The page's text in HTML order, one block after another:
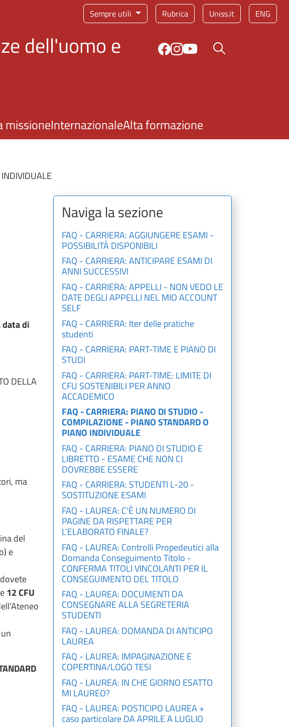
Sempre utili Rubrica Uniss.it ENG
dell'uomo e Bottone cerca
missioneInternazionaleAlta formazione
di
DELLA
ma
del
e
12 CFU
Naviga la sezione
FAQ - CARRIERA: AGGIUNGERE ESAMI -
POSSIBILITÀ DISPONIBILI
FAQ - CARRIERA: ANTICIPARE ESAMI DI
ANNI SUCCESSIVI
FAQ - CARRIERA: APPELLI - NON VEDO LE
DATE DEGLI APPELLI NEL MIO ACCOUNT
SELF
FAQ - CARRIERA: Iter delle pratiche
studenti
FAQ - CARRIERA: PART-TIME E PIANO DI
STUDI
FAQ - CARRIERA: PART-TIME: LIMITE DI
CFU SOSTENIBILI PER ANNO
ACCADEMICO
FAQ - CARRIERA: PIANO DI STUDIO -
COMPILAZIONE - PIANO STANDARD O
PIANO INDIVIDUALE
FAQ - CARRIERA: PIANO DI STUDIO E
LIBRETTO - ESAME CHE NON CI
DOVREBBE ESSERE
FAQ - CARRIERA: STUDENTI L-20 -
SOSTITUZIONE ESAMI
FAQ - LAUREA: C'È UN NUMERO DI
PAGINE DA RISPETTARE PER
L'ELABORATO FINALE?
FAQ - LAUREA: Controlli Propedeutici alla
Domanda Conseguimento Titolo -
CONFERMA TITOLI VINCOLANTI PER IL
CONSEGUIMENTO DEL TITOLO
FAQ - LAUREA: DOCUMENTI DA
CONSEGNARE ALLA SEGRETERIA
STUDENTI
FAQ - LAUREA: DOMANDA DI ANTICIPO
LAUREA
FAQ - LAUREA: IMPAGINAZIONE E
COPERTINA/LOGO TESI
FAQ - LAUREA: IN CHE GIORNO ESATTO
MI LAUREO?
FAQ - LAUREA: POSTICIPO LAUREA +
caso particolare DA APRILE A LUGLIO